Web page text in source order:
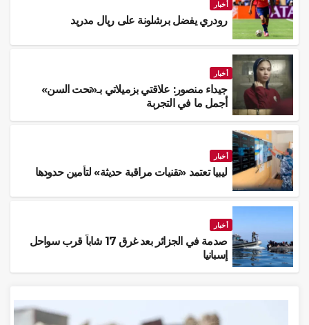
أخبار
رودري يفضل برشلونة على ريال مدريد
أخبار
جيداء منصور: علاقتي بزميلاتي بـ«تحت السن»
أجمل ما في التجربة
أخبار
ليبيا تعتمد «تقنيات مراقبة حديثة» لتأمين حدودها
أخبار
صدمة في الجزائر بعد غرق 17 شاباً قرب سواحل
إسبانيا